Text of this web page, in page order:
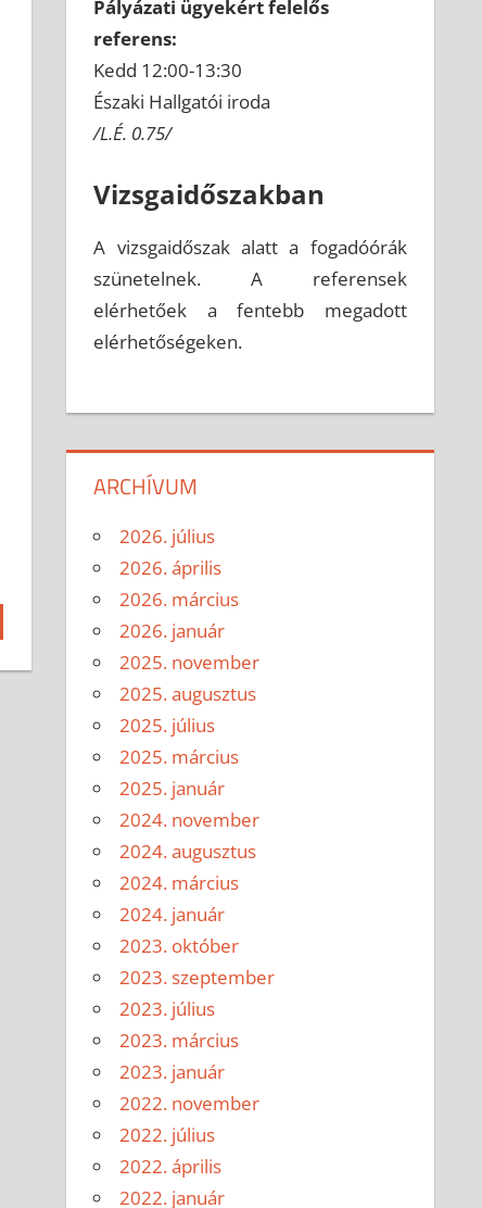
Pályázati ügyekért felelős
referens:
Kedd 12:00-13:30
Északi Hallgatói iroda
/L.É. 0.75/
Vizsgaidőszakban
A vizsgaidőszak alatt a fogadóórák
szünetelnek. A referensek
elérhetőek a fentebb megadott
elérhetőségeken.
ARCHÍVUM
2026. július
2026. április
2026. március
2026. január
2025. november
2025. augusztus
2025. július
2025. március
2025. január
2024. november
2024. augusztus
2024. március
2024. január
2023. október
2023. szeptember
2023. július
2023. március
2023. január
2022. november
2022. július
2022. április
2022. január